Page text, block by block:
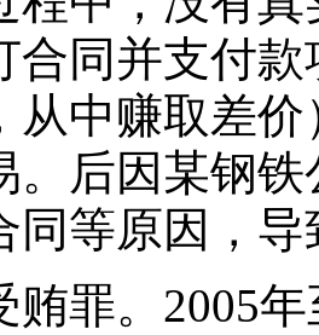
合同并支付
从中赚取差
。后因某钢
同等原因，
。2005年